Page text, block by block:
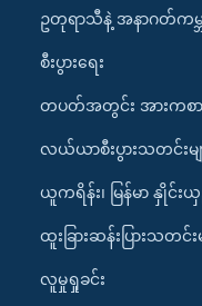
ဥတုရာသီနဲ့ အနာဂတ်ကမ္
စီးပွားရေး
တပတ်အတွင်း အားကစာ
လယ်ယာစီးပွားသတင်းမျ
ယူကရိန်း၊ မြန်မာ နှိုင်း
ထူးခြားဆန်းပြားသတင်းမ
လူမှုရှုခင်း